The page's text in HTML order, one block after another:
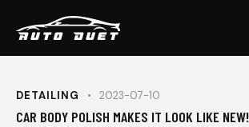
DETAILING 2023-07-10
CAR BODY POLISH MAKES IT LOOK LIKE NEW!